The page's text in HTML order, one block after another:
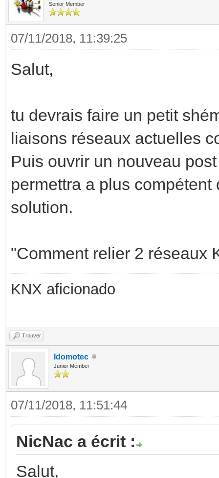
Senior Member
07/11/2018, 11:39:25
Salut,
tu devrais faire un petit
liaisons réseaux actuelles
Puis ouvrir un nouveau
permettra a plus
solution.
"Comment relier 2 réseaux
KNX aficionado
Trouver
Idomotec
Junior Member
07/11/2018, 11:51:44
NicNac a écrit :
Salut,